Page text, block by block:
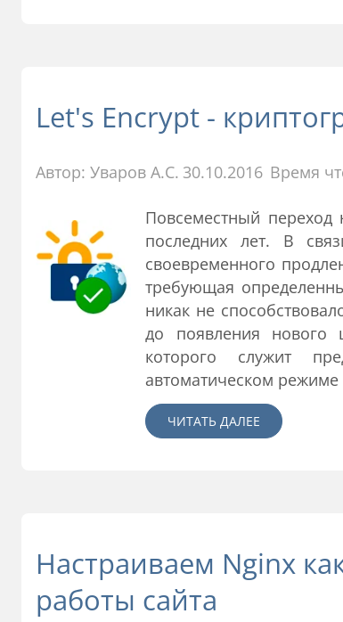
Let's Encrypt -
Автор: Уваров А.С. 30.10.2016 Время
Повсеместный
последних лет. В
своевременного
требующая
никак не
до появления нового
которого служит
автоматическом режиме
ЧИТАТЬ ДАЛЕЕ
Настраиваем Nginx
работы сайта